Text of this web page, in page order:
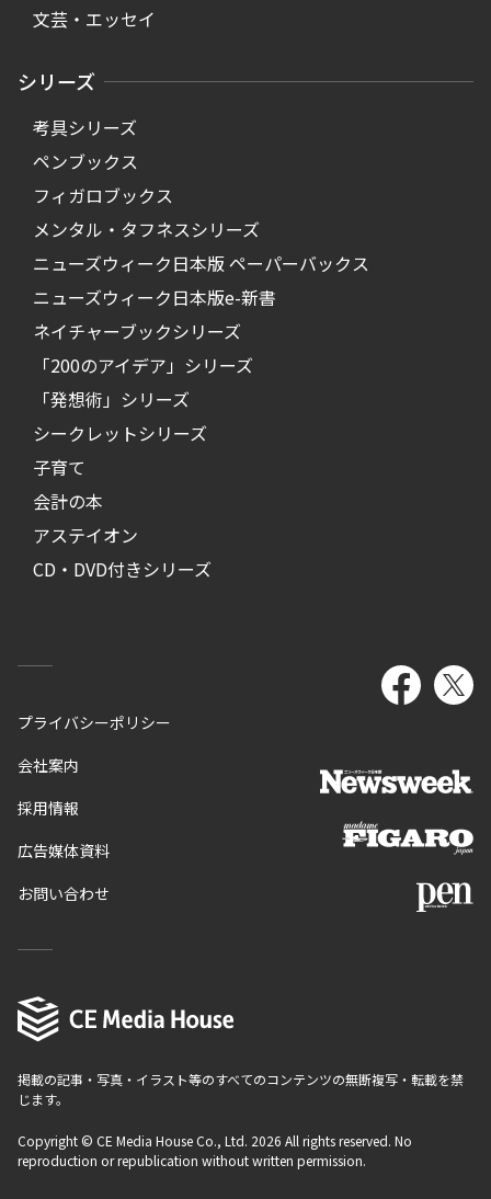
文芸・エッセイ
シリーズ
考具シリーズ
ペンブックス
フィガロブックス
メンタル・タフネスシリーズ
ニューズウィーク日本版 ペーパーバックス
ニューズウィーク日本版e-新書
ネイチャーブックシリーズ
「200のアイデア」シリーズ
「発想術」シリーズ
シークレットシリーズ
子育て
会計の本
アステイオン
CD・DVD付きシリーズ
プライバシーポリシー
会社案内
採用情報
広告媒体資料
お問い合わせ
掲載の記事・写真・イラスト等のすべてのコンテンツの無断複写・転載を禁
じます。
Copyright © CE Media House Co., Ltd. 2026 All rights reserved. No
reproduction or republication without written permission.